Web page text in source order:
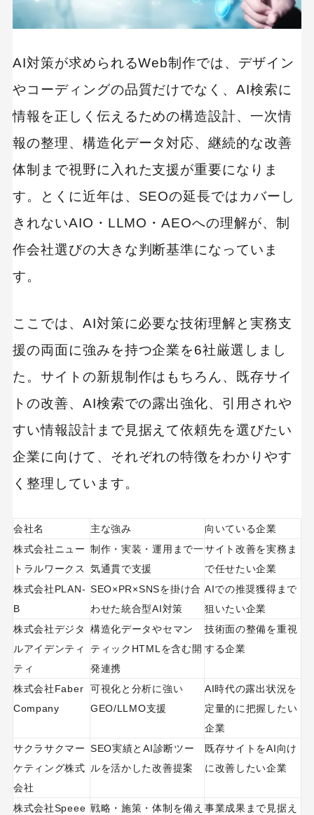
AI対策が求められるWeb制作では、デザイン
やコーディングの品質だけでなく、AI検索に
情報を正しく伝えるための構造設計、一次情
報の整理、構造化データ対応、継続的な改善
体制まで視野に入れた支援が重要になりま
す。とくに近年は、SEOの延長ではカバーし
きれないAIO・LLMO・AEOへの理解が、制
作会社選びの大きな判断基準になっていま
す。
ここでは、AI対策に必要な技術理解と実務支
援の両面に強みを持つ企業を6社厳選しまし
た。サイトの新規制作はもちろん、既存サイ
トの改善、AI検索での露出強化、引用されや
すい情報設計まで見据えて依頼先を選びたい
企業に向けて、それぞれの特徴をわかりやす
く整理しています。
会社名 主な強み
向いている企業
株式会社ニュー
トラルワークス
制作・実装・運用まで一
気通貫で支援
サイト改善を実務ま
で任せたい企業
株式会社PLAN-
B
SEO×PR×SNSを掛け合
わせた統合型AI対策
AIでの推奨獲得まで
狙いたい企業
株式会社デジタ
ルアイデンティ
ティ
構造化データやセマン
ティックHTMLを含む開
発連携
技術面の整備を重視
する企業
株式会社Faber
Company
可視化と分析に強い
GEO/LLMO支援
AI時代の露出状況を
定量的に把握したい
企業
サクラサクマー
ケティング株式
会社
SEO実績とAI診断ツー
ルを活かした改善提案
既存サイトをAI向け
に改善したい企業
株式会社Speee 戦略・施策・体制を備え 事業成果まで見据え